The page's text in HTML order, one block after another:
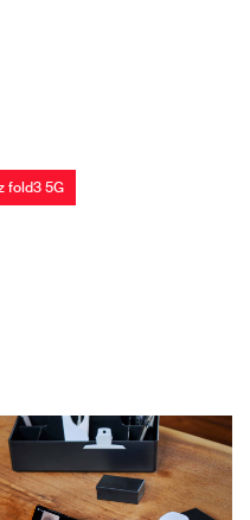
fold3 5G